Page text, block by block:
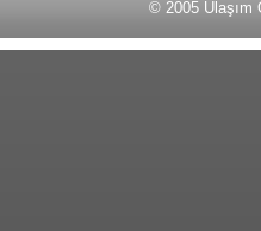
© 2005 Ulaşım